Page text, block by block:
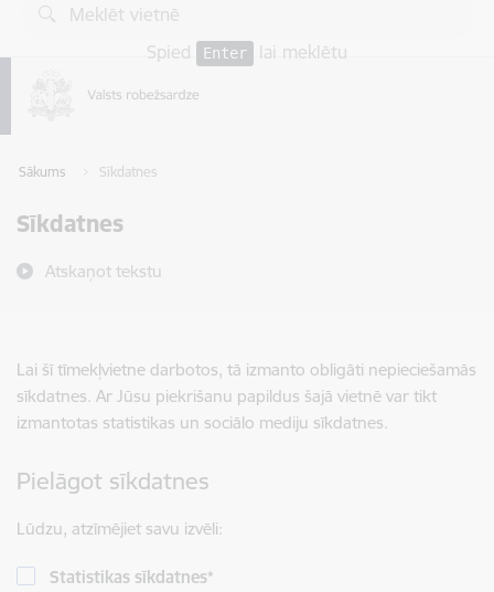
Pāriet uz lapas saturu
Spied
Enter lai meklētu
Sākums Sīkdatnes
Sīkdatnes
Atskaņot tekstu
Lai šī tīmekļvietne darbotos, tā izmanto obligāti nepieciešamās
sīkdatnes. Ar Jūsu piekrišanu papildus šajā vietnē var tikt
izmantotas statistikas un sociālo mediju sīkdatnes.
Pielāgot sīkdatnes
Lūdzu, atzīmējiet savu izvēli:
Statistikas sīkdatnes*